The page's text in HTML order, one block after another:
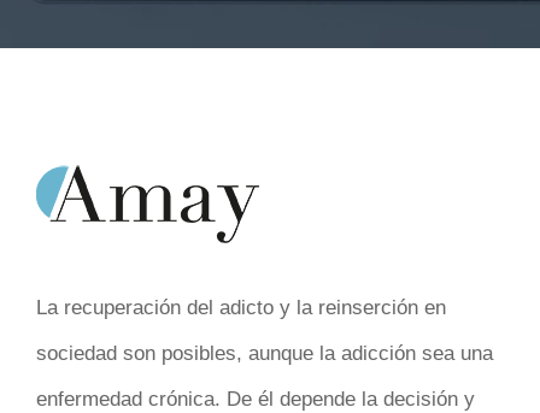
La recuperación del adicto y la reinserción en
sociedad son posibles, aunque la adicción sea una
enfermedad crónica. De él depende la decisión y